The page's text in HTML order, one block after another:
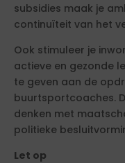
subsidies maak je
continuïteit van het
Ook stimuleer je
actieve en gezonde
te geven aan de
buurtsportcoaches.
denken met
politieke
Let op